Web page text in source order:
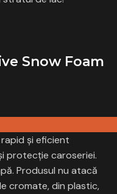
Snow Foam
rapid și eficient
protecţie caroseriei.
Produsul nu atacă
cromate, din plastic,